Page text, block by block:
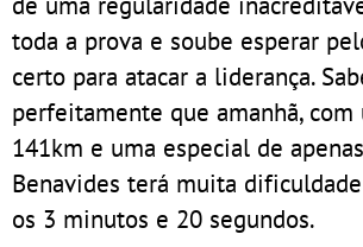
toda a prova e soube esperar
certo para atacar a liderança.
perfeitamente que amanhã, com
141km e uma especial de
Benavides terá muita
os 3 minutos e 20 segundos.